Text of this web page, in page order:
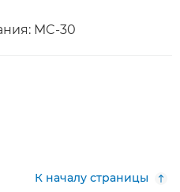
MC-30
К началу страницы